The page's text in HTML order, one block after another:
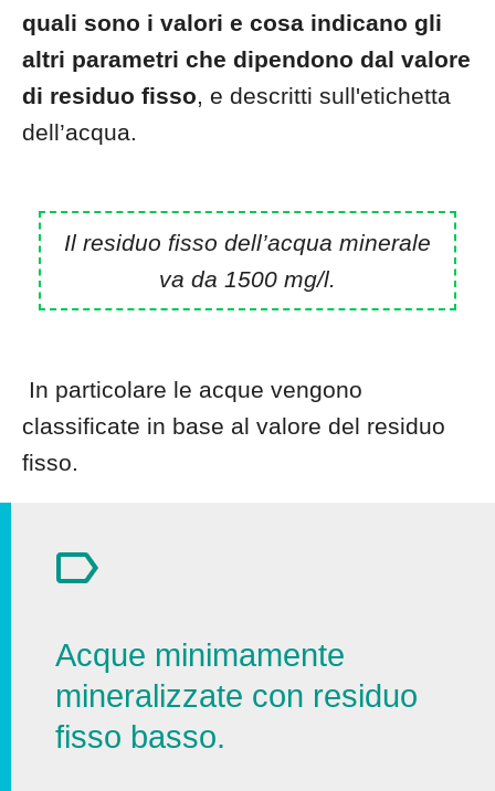
quali sono i valori e cosa indicano gli
altri parametri che dipendono dal valore
di residuo fisso, e descritti sull'etichetta
dell’acqua.
Il residuo fisso dell’acqua minerale
va da 1500 mg/l.
In particolare le acque vengono
classificate in base al valore del residuo
fisso.
Acque minimamente
mineralizzate con residuo
fisso basso.